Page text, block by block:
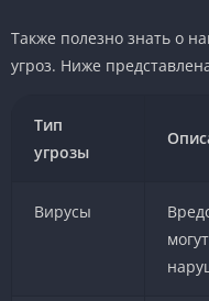
Также полезно знать о
угроз. Ниже
Тип
угрозы
Вирусы